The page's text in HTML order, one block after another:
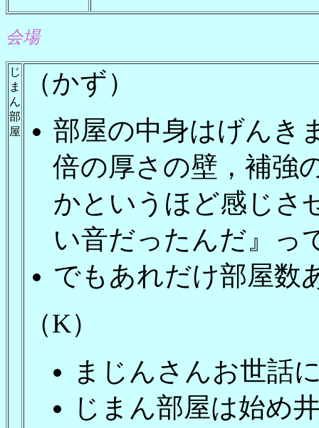
会場
じ
ま
ん
部
屋
（かず）
部屋の中身はげんき
倍の厚さの壁，補強
かというほど感じさ
い音だったんだ』っ
でもあれだけ部屋数
（K）
まじんさんお世話
じまん部屋は始め